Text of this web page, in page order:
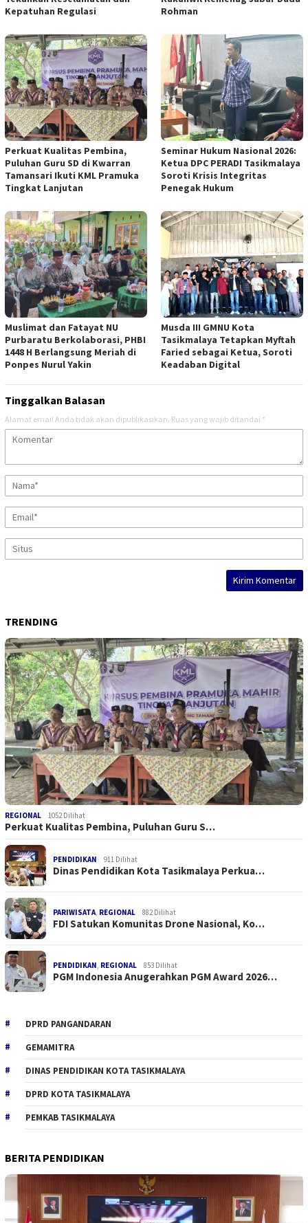
Kepatuhan Regulasi
Rohman
Perkuat Kualitas Pembina,
Puluhan Guru SD di Kwarran
Tamansari Ikuti KML Pramuka
Tingkat Lanjutan
Seminar Hukum Nasional 2026:
Ketua DPC PERADI Tasikmalaya
Soroti Krisis Integritas
Penegak Hukum
Muslimat dan Fatayat NU
Purbaratu Berkolaborasi, PHBI
1448 H Berlangsung Meriah di
Ponpes Nurul Yakin
Musda III GMNU Kota
Tasikmalaya Tetapkan Myftah
Faried sebagai Ketua, Soroti
Keadaban Digital
Tinggalkan Balasan
Alamat email Anda tidak akan dipublikasikan. Ruas yang wajib ditandai *
TRENDING
REGIONAL 1052 Dilihat
Perkuat Kualitas Pembina, Puluhan Guru S…
PENDIDIKAN 911 Dilihat
Dinas Pendidikan Kota Tasikmalaya Perkua…
PARIWISATA, REGIONAL 882 Dilihat
FDI Satukan Komunitas Drone Nasional, Ko…
PENDIDIKAN, REGIONAL 853 Dilihat
PGM Indonesia Anugerahkan PGM Award 2026…
DPRD PANGANDARAN
GEMAMITRA
DINAS PENDIDIKAN KOTA TASIKMALAYA
DPRD KOTA TASIKMALAYA
PEMKAB TASIKMALAYA
BERITA PENDIDIKAN